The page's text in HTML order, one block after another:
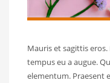
Mauris et sagittis
tempus eu a augue.
elementum. Praesent